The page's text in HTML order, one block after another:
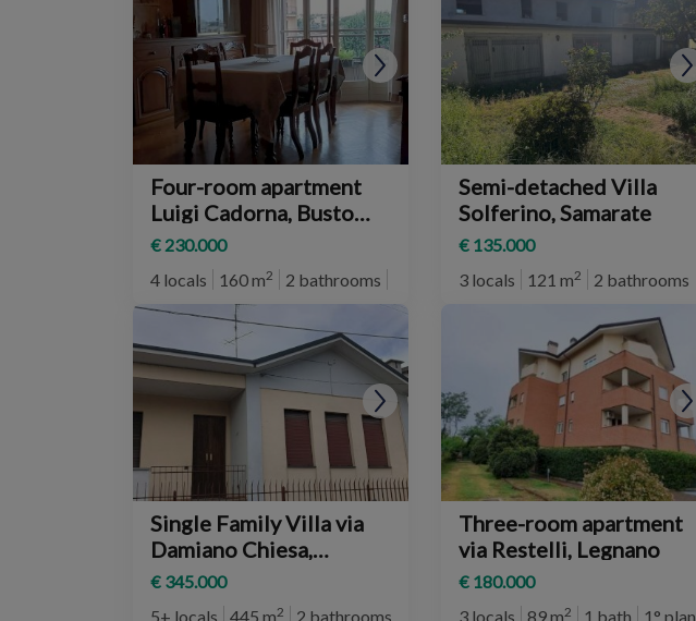
Four-room apartment
Luigi Cadorna, Busto
Arsizio
€ 230.000
4 locals
160 m2 2 bathrooms
Semi-detached Villa
Solferino, Samarate
€ 135.000
3 locals
121 m2 2 bathrooms
Single Family Villa via
Damiano Chiesa,
Parabiago
€ 345.000
5+ locals
445 m2 2 bathrooms
Three-room apartment
via Restelli, Legnano
€ 180.000
3 locals
89 m2 1 bath 1° plan